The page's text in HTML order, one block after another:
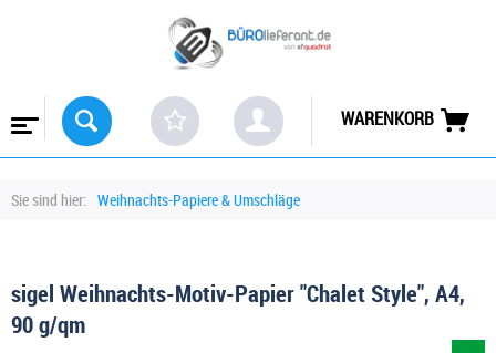
WARENKORB
Sie sind hier: Weihnachts-Papiere & Umschläge
sigel Weihnachts-Motiv-Papier "Chalet Style", A4,
90 g/qm